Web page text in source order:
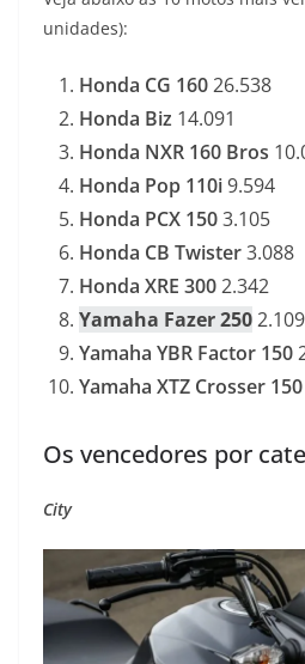
unidades):
Honda CG 16026.538
Honda Biz 14.091
Honda NXR 160 Bros
Honda Pop 110i9.594
Honda PCX 1503.105
Honda CB Twister3.088
Honda XRE 3002.342
Yamaha Fazer 2502.109
Yamaha YBR Factor 150
Yamaha XTZ Crosser 150
Os vencedores por
City